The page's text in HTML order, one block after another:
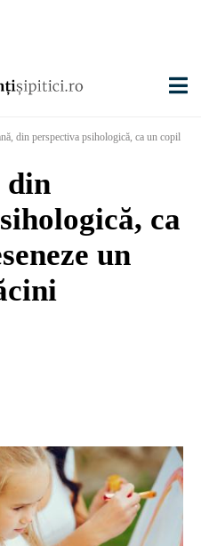
din perspectiva psihologică, ca un copil
din
ca
un